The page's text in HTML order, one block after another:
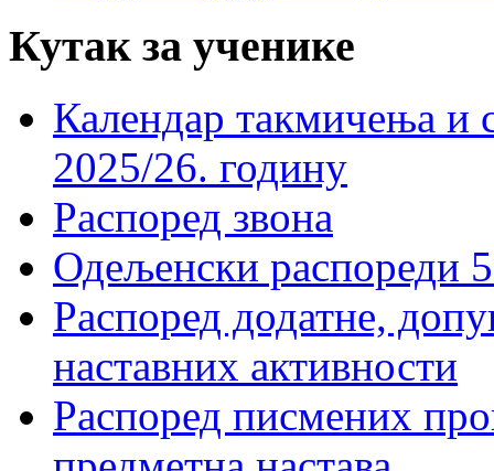
Кутак за ученике
Календар такмичења
2025/26. годину
Распоред звона
Одељенски распореди
Распоред додатне,
наставних активности
Распоред писмених